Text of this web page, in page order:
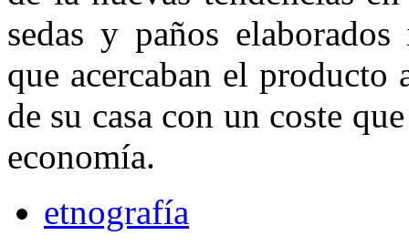
sedas y paños
que acercaban el producto
de su casa con un cos­te
economía.
etnografía